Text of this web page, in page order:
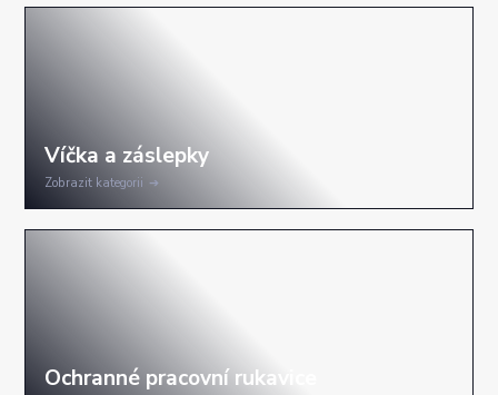
Zobrazit kategorii